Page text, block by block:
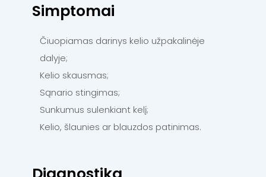
Simptomai
Čiuopiamas darinys kelio užpakalinėje
dalyje;
Kelio skausmas;
Sąnario stingimas;
Sunkumus sulenkiant kelį;
Kelio, šlaunies ar blauzdos patinimas.